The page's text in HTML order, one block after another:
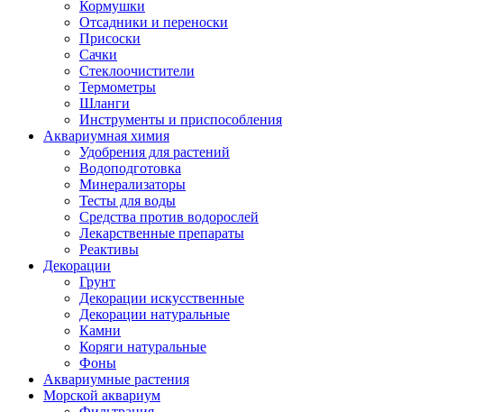
Кормушки
Отсадники и переноски
Присоски
Сачки
Стеклоочистители
Термометры
Шланги
Инструменты и приспособления
Аквариумная химия
Удобрения для растений
Водоподготовка
Минерализаторы
Тесты для воды
Средства против водорослей
Лекарственные препараты
Реактивы
Декорации
Грунт
Декорации искусственные
Декорации натуральные
Камни
Коряги натуральные
Фоны
Аквариумные растения
Морской аквариум